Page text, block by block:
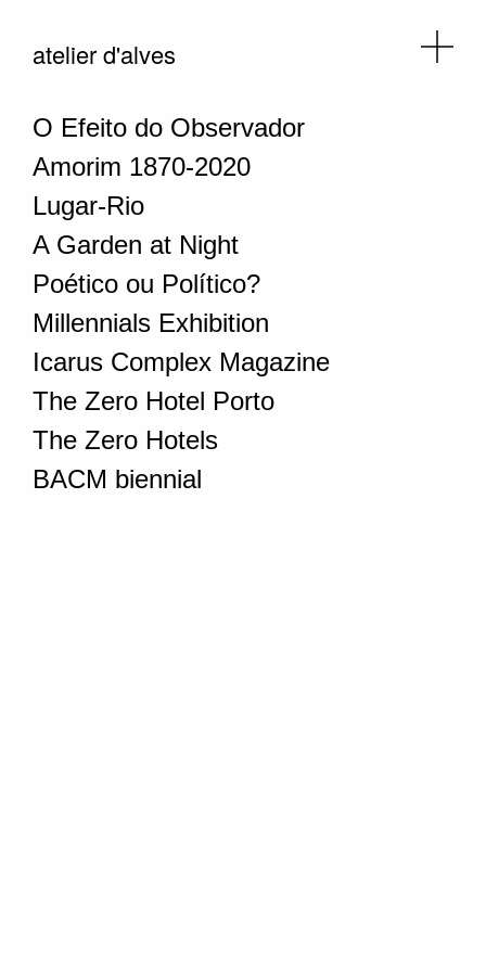
atelier d'alves
O Efeito do Observador
Amorim 1870-2020
Lugar-Rio
A Garden at Night
Poético ou Político?
Millennials Exhibition
Icarus Complex Magazine
The Zero Hotel Porto
The Zero Hotels
BACM biennial